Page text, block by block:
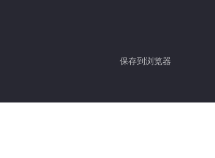
保存到浏览器